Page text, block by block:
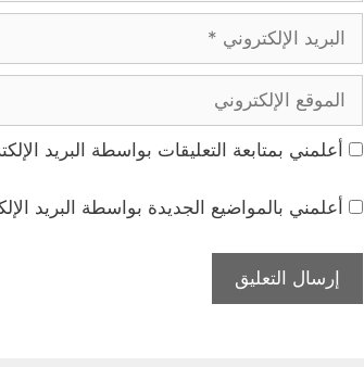
الإلكتروني
الإلكتروني
أعلمني بمتابعة التعليقات بواسطة البريد
أعلمني بالمواضيع الجديدة بواسطة البريد